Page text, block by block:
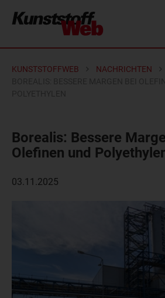
KUNSTSTOFFWEB NACHRICHTEN
Borealis: Bessere
Olefinen und
03.11.2025